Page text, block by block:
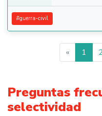
#guerra-civil
« 1
Preguntas
selectividad